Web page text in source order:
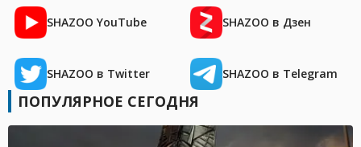
SHAZOO YouTube SHAZOO в Дзен
SHAZOO в Twitter SHAZOO в Telegram
ПОПУЛЯРНОЕ СЕГОДНЯ